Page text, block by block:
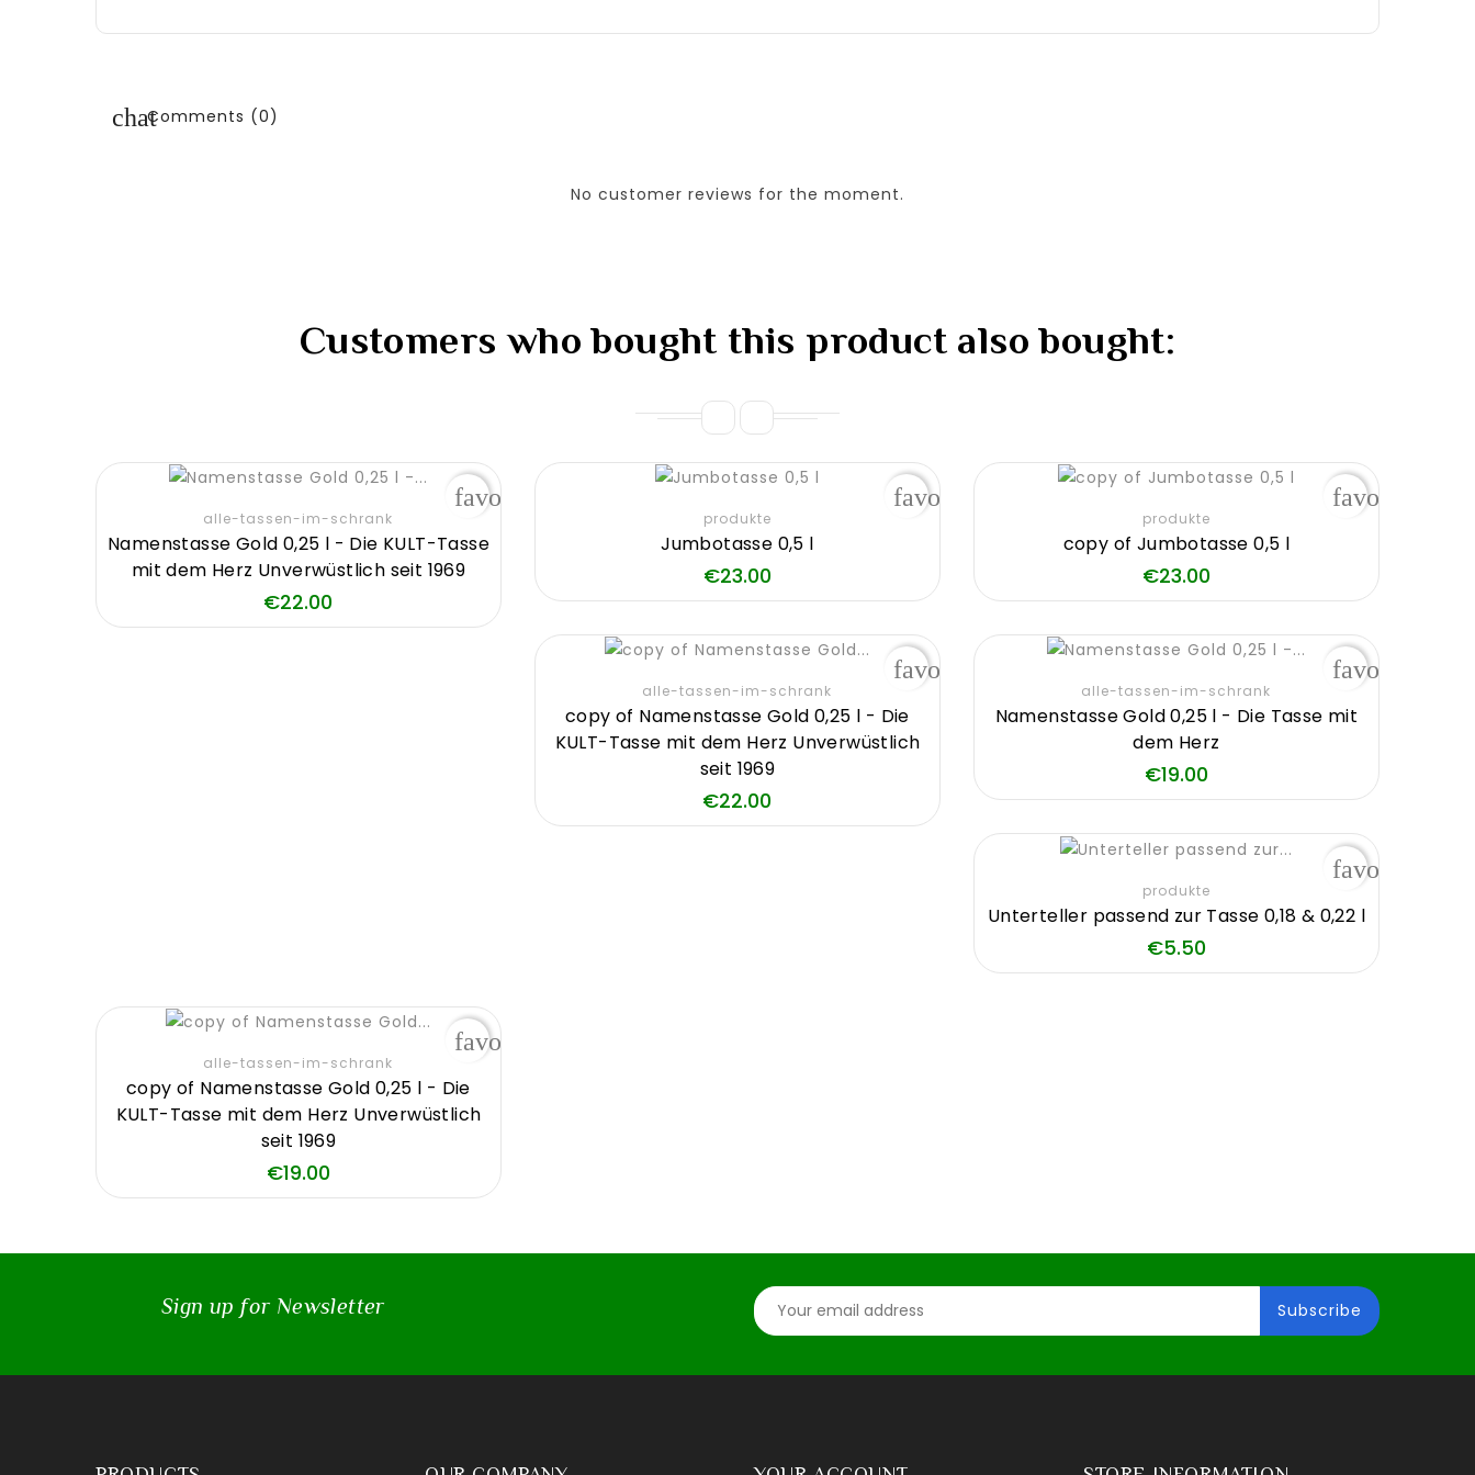
Comments (0)
No customer reviews for the moment.
Customers who bought this product also bought:
alle-tassen-im-schrank
Namenstasse Gold 0,25 l - Die KULT-Tasse
mit dem Herz Unverwüstlich seit 1969
€22.00
favorite_border
produkte
Jumbotasse 0,5 l
€23.00Price
favorite_border
produkte
copy of Jumbotasse 0,5 l
€23.00Price
alle-tassen-im-schrank
copy of Namenstasse Gold 0,25 l - Die
KULT-Tasse mit dem Herz Unverwüstlich
seit 1969
€22.00
favorite_border
alle-tassen-im-schrank
Namenstasse Gold 0,25 l - Die Tasse mit
dem Herz
€19.00Price
produkte
Unterteller passend zur Tasse 0,18 & 0,22 l
€5.50Price
alle-tassen-im-schrank
copy of Namenstasse Gold 0,25 l - Die
KULT-Tasse mit dem Herz Unverwüstlich
seit 1969
€19.00Price
favorite_border
Sign up for Newsletter